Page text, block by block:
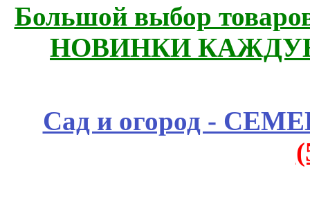
Большой выбор
НОВИНКИ
Сад и огород -